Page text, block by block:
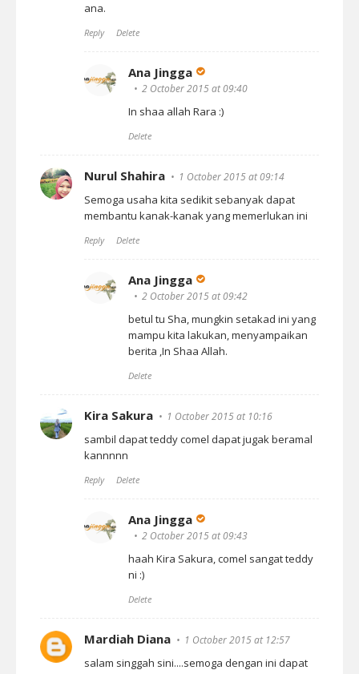
ana.
Reply Delete
Ana Jingga
2 October 2015 at 09:40
In shaa allah Rara :)
Delete
Nurul Shahira 1 October 2015 at 09:14
Semoga usaha kita sedikit sebanyak dapat
membantu kanak-kanak yang memerlukan ini
Reply Delete
Ana Jingga
2 October 2015 at 09:42
betul tu Sha, mungkin setakad ini yang
mampu kita lakukan, menyampaikan
berita ,In Shaa Allah.
Delete
Kira Sakura 1 October 2015 at 10:16
sambil dapat teddy comel dapat jugak beramal
kannnnn
Reply Delete
Ana Jingga
2 October 2015 at 09:43
haah Kira Sakura, comel sangat teddy
ni :)
Delete
Mardiah Diana 1 October 2015 at 12:57
salam singgah sini....semoga dengan ini dapat